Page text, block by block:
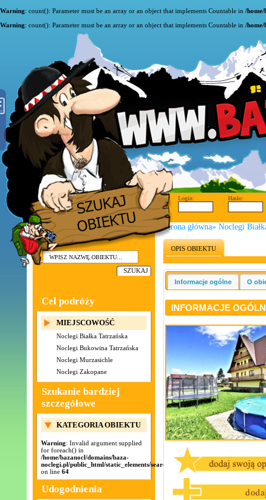
Warning: count(): Parameter must be an array or an object that implements Countable in /
Warning: count(): Parameter must be an array or an object that implements Countable in /
Login: Hasło:
Cel podróży
MIEJSCOWOŚĆ
Noclegi Białka Tatrzańska
Noclegi Bukowina Tatrzańska
Noclegi Murzasichle
Noclegi Zakopane
Szukanie bardziej
szczegółowe
KATEGORIA OBIEKTU
Warning: Invalid argument supplied
for foreach() in
/home/bazanocl/domains/baza-
noclegi.pl/public_html/static_elements/search_site.php
on line 64
Udogodnienia
Strona główna» Noclegi
OPIS OBIEKTU
Informacje ogólne O
INFORMACJE